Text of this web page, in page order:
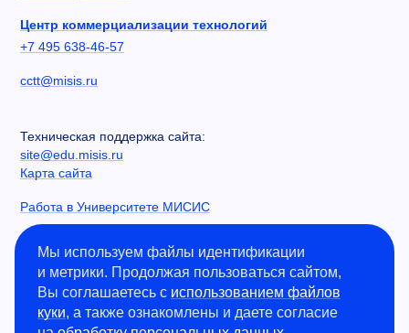
Центр коммерциализации технологий
+7 495 638-46-57
cctt@misis.ru
Техническая поддержка сайта:
site@edu.misis.ru
Карта сайта
Работа в Университете МИСИС
Сведения об образовательной организации
Информация о закупках
Противодействие коррупции
Политика конфиденциальности
Мы используем файлы идентификации
и метрики. Продолжая пользоваться сайтом,
Вы соглашаетесь с использованием файлов
куки, а также ознакомлены и даете согласие